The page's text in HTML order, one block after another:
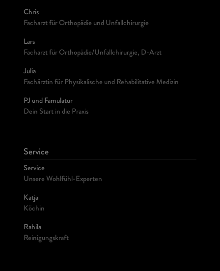
Chris
Facharzt für Orthopädie und Unfallchirurgie
Lars
Facharzt für Orthopädie/Unfallchirurgie, D-Arzt
Julia
Fachärztin für Physikalische und Rehabilitative Medizin
PJ und Famulatur
Dein Start in die Praxis
Service
Service
Unsere Wohlfühl-Experten
Katja
Köchin
Rahila
Reinigungskraft